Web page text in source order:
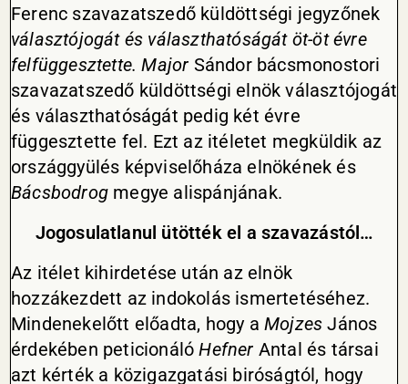
Ferenc szavazatszedő küldöttségi jegyzőnek
választójogát és választhatóságát öt-öt évre
felfüggesztette. Major Sándor bácsmonostori
szavazatszedő küldöttségi elnök választójogát
és választhatóságát pedig két évre
függesztette fel. Ezt az itéletet megküldik az
országgyülés képviselőháza elnökének és
Bácsbodrog megye alispánjának.
Jogosulatlanul ütötték el a szavazástól…
Az itélet kihirdetése után az elnök
hozzákezdett az indokolás ismertetéséhez.
Mindenekelőtt előadta, hogy a Mojzes János
érdekében peticionálóHefner Antal és társai
azt kérték a közigazgatási biróságtól, hogy